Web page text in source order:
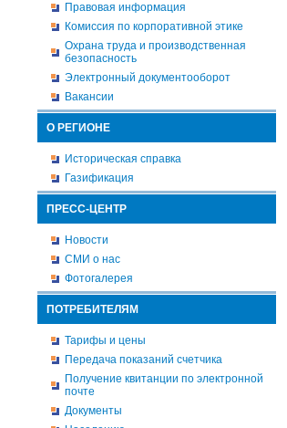
Правовая информация
Комиссия по корпоративной этике
Охрана труда и производственная
безопасность
Электронный документооборот
Вакансии
О РЕГИОНЕ
Историческая справка
Газификация
ПРЕСС-ЦЕНТР
Новости
СМИ о нас
Фотогалерея
ПОТРЕБИТЕЛЯМ
Тарифы и цены
Передача показаний счетчика
Получение квитанции по электронной
почте
Документы